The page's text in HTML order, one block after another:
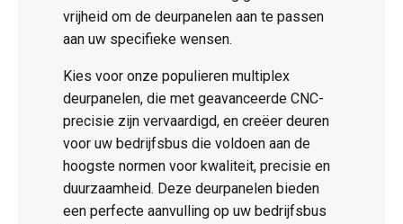
vrijheid om de deurpanelen aan te passen
aan uw specifieke wensen.
Kies voor onze populieren multiplex
deurpanelen, die met geavanceerde CNC-
precisie zijn vervaardigd, en creëer deuren
voor uw bedrijfsbus die voldoen aan de
hoogste normen voor kwaliteit, precisie en
duurzaamheid. Deze deurpanelen bieden
een perfecte aanvulling op uw bedrijfsbus